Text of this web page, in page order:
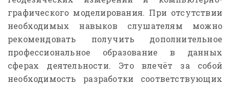
графического моделирования. При отсутствии
необходимых навыков слушателям можно
рекомендовать получить дополнительное
профессиональное образование в данных
сферах деятельности. Это влечёт за собой
необходимость разработки соответствующих